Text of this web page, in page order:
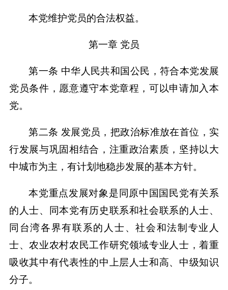
本党维护党员的合法权益。
第一章 党员
第一条 中华人民共和国公民，符合本党发展
党员条件，愿意遵守本党章程，可以申请加入本
党。
第二条 发展党员，把政治标准放在首位，实
行发展与巩固相结合，注重政治素质，坚持以大
中城市为主，有计划地稳步发展的基本方针。
本党重点发展对象是同原中国国民党有关系
的人士、同本党有历史联系和社会联系的人士、
同台湾各界有联系的人士、社会和法制专业人
士、农业农村农民工作研究领域专业人士，着重
吸收其中有代表性的中上层人士和高、中级知识
分子。